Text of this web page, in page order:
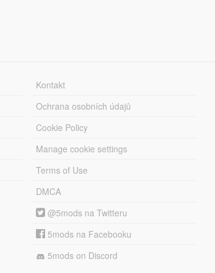
Kontakt
Ochrana osobních údajů
Cookie Policy
Manage cookie settings
Terms of Use
DMCA
@5mods na Twitteru
5mods na Facebooku
5mods on Discord